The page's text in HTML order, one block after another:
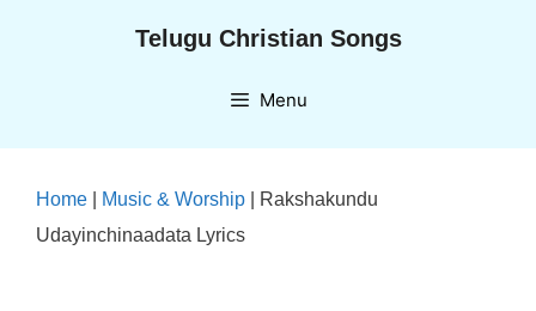
Telugu Christian Songs
Menu
Home Music & Worship
Rakshakundu
Udayinchinaadata Lyrics